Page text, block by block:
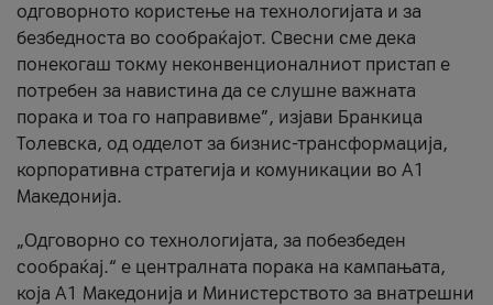
одговорното користење на технологијата и за
безбедноста во сообраќајот. Свесни сме дека
понекогаш токму неконвенционалниот пристап е
потребен за навистина да се слушне важната
порака и тоа го направивме”, изјави Бранкица
Толевска, од одделот за бизнис-трансформација,
корпоративна стратегија и комуникации во А1
Македонија.
„Одговорно со технологијата, за побезбеден
сообраќај.“ е централната порака на кампањата,
која A1 Македонија и Министерството за внатрешни